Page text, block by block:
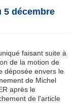
5 décembre
faisant suite à
de la motion de
déposée envers le
de Michel
après le
de l'article